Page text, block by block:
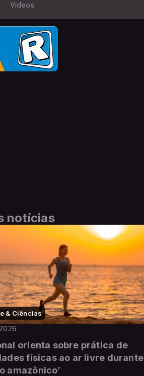
Vídeos
notícias
& Ciências
orienta sobre prática de
físicas ao ar livre durante
amazônico’